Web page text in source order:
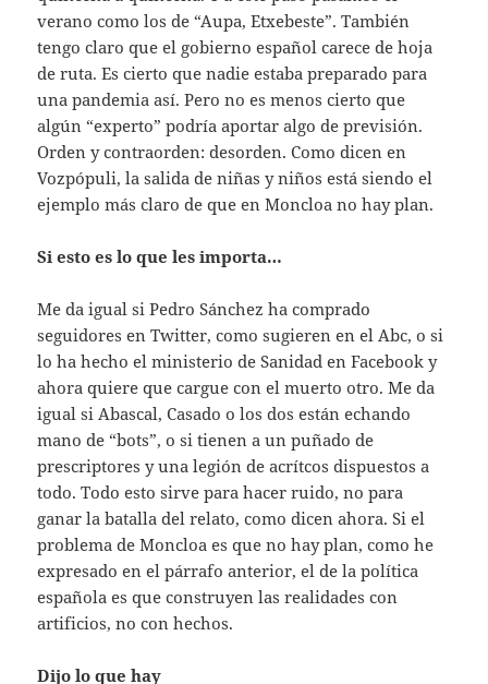
verano como los de “Aupa, Etxebeste”. También
tengo claro que el gobierno español carece de hoja
de ruta. Es cierto que nadie estaba preparado para
una pandemia así. Pero no es menos cierto que
algún “experto” podría aportar algo de previsión.
Orden y contraorden: desorden. Como dicen en
Vozpópuli, la salida de niñas y niños está siendo el
ejemplo más claro de que en Moncloa no hay plan.
Si esto es lo que les importa…
Me da igual si Pedro Sánchez ha comprado
seguidores en Twitter, como sugieren en el Abc, o si
lo ha hecho el ministerio de Sanidad en Facebook y
ahora quiere que cargue con el muerto otro. Me da
igual si Abascal, Casado o los dos están echando
mano de “bots”, o si tienen a un puñado de
prescriptores y una legión de acrítcos dispuestos a
todo. Todo esto sirve para hacer ruido, no para
ganar la batalla del relato, como dicen ahora. Si el
problema de Moncloa es que no hay plan, como he
expresado en el párrafo anterior, el de la política
española es que construyen las realidades con
artificios, no con hechos.
Dijo lo que hay